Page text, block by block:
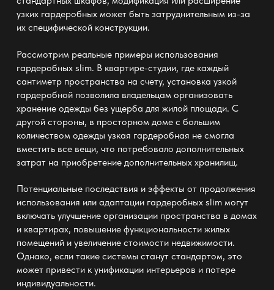
узких гардеробных может быть затруднительным из-за
их специфической конструкции.
Рассмотрим реальные примеры использования
гардеробных slim. В квартире-студии, где каждый
сантиметр пространства на счету, установка узкой
гардеробной позволила владельцам организовать
хранение одежды без ущерба для жилой площади. С
другой стороны, в просторном доме с большим
количеством одежды узкая гардеробная не смогла
вместить все вещи, что потребовало дополнительных
затрат на приобретение дополнительных хранилищ.
Потенциальные последствия и эффекты от продолжения
использования или адаптации гардеробных slimмогут
включать улучшение организации пространства в домах
и квартирах, повышение функциональности жилых
помещений и увеличение стоимости недвижимости.
Однако, если такие системы станут стандартом, это
может привести к унификации интерьеров и потере
индивидуальности.